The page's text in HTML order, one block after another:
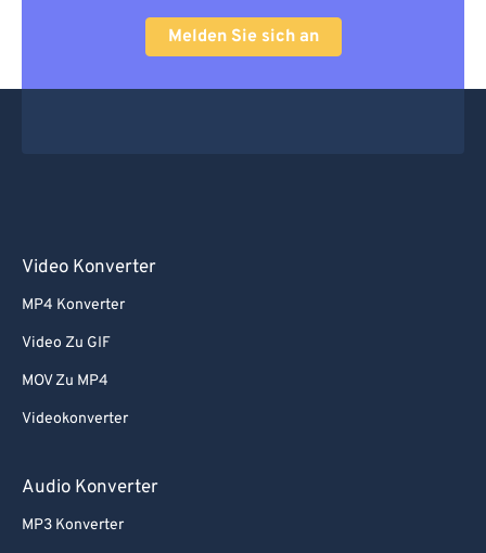
Melden Sie sich an
Video Konverter
MP4 Konverter
Video Zu GIF
MOV Zu MP4
Videokonverter
Audio Konverter
MP3 Konverter